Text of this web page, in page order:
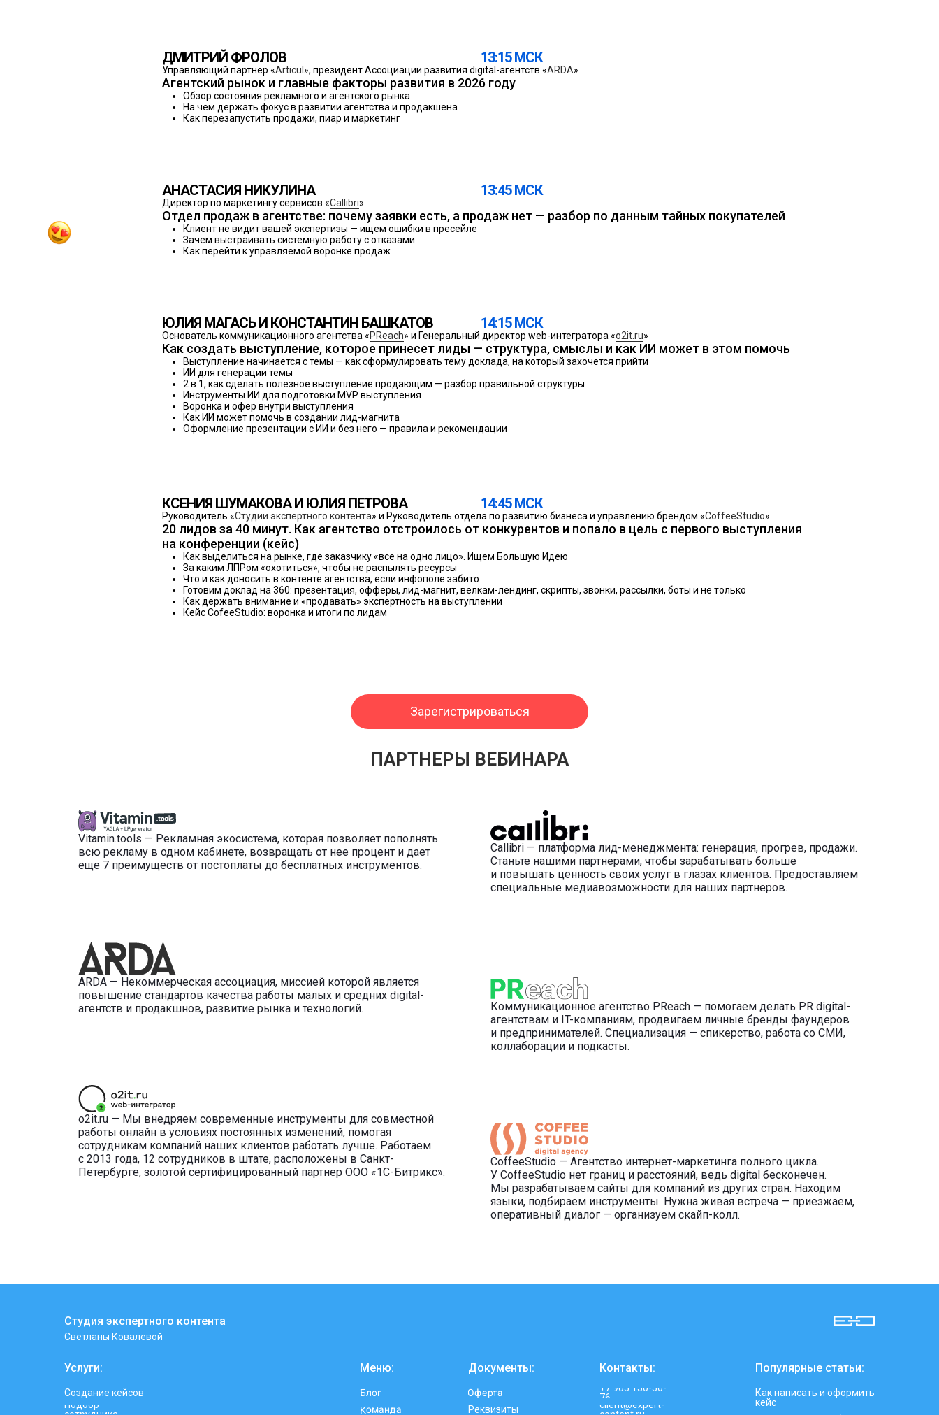
ДМИТРИЙ ФРОЛОВ 13:15 МСК
Управляющий партнер «Articul », президент Ассоциации развития digital-агентств «ARDA»
Агентский рынок и главные факторы развития в 2026 году
Обзор состояния рекламного и агентского рынка
На чем держать фокус в развитии агентства и продакшена
Как перезапустить продажи, пиар и маркетинг
КСЕНИЯ ШУМАКОВА И ЮЛИЯ ПЕТРОВА 14:45 МСК
Руководитель «Студии экспертного контента» и Руководитель отдела по развитию бизнеса и управлению брендом «CoffeeStudio»
20 лидов за 40 минут. Как агентство отстроилось от конкурентов и попало в цель с первого выступления
на конференции (кейс)
Как выделиться на рынке, где заказчику «все на одно лицо». Ищем Большую Идею
За каким ЛПРом «охотиться», чтобы не распылять ресурсы
Что и как доносить в контенте агентства, если инфополе забито
Готовим доклад на 360: презентация, офферы, лид-магнит, велкам-лендинг, скрипты, звонки, рассылки, боты и не только
Как держать внимание и «продавать» экспертность на выступлении
Кейс CofeeStudio: воронка и итоги по лидам
АНАСТАСИЯ НИКУЛИНА 13:45 МСК
Директор по маркетингу сервисов «Callibri»
Отдел продаж в агентстве: почему заявки есть, а продаж нет — разбор по данным тайных покупателей
Клиент не видит вашей экспертизы — ищем ошибки в пресейле
Зачем выстраивать системную работу с отказами
Как перейти к управляемой воронке продаж
ЮЛИЯ МАГАСЬ И КОНСТАНТИН БАШКАТОВ 14:15 МСК
Основатель коммуникационного агентства «PReach» и Генеральный директор web-интегратора «o2it.ru»
Как создать выступление, которое принесет лиды — структура, смыслы и как ИИ может в этом помочь
Выступление начинается с темы — как сформулировать тему доклада, на который захочется прийти
ИИ для генерации темы
2 в 1, как сделать полезное выступление продающим — разбор правильной структуры
Инструменты ИИ для подготовки MVP выступления
Воронка и офер внутри выступления
Как ИИ может помочь в создании лид-магнита
Оформление презентации с ИИ и без него — правила и рекомендации
Зарегистрироваться
ПАРТНЕРЫ ВЕБИНАРА
Vitamin.tools — Рекламная экосистема, которая позволяет пополнять
всю рекламу в одном кабинете, возвращать от нее процент и дает
еще 7 преимуществ от постоплаты до бесплатных инструментов.
Callibri — платформа лид-менеджмента: генерация, прогрев, продажи.
Станьте нашими партнерами, чтобы зарабатывать больше
и повышать ценность своих услуг в глазах клиентов. Предоставляем
специальные медиавозможности для наших партнеров.
Коммуникационное агентство PReach — помогаем делать PR digital-
агентствам и IT-компаниям, продвигаем личные бренды фаундеров
и предпринимателей. Специализация — спикерство, работа со СМИ,
коллаборации и подкасты.
o2it.ru — Мы внедряем современные инструменты для совместной
работы онлайн в условиях постоянных изменений, помогая
сотрудникам компаний наших клиентов работать лучше. Работаем
с 2013 года, 12 сотрудников в штате, расположены в Санкт-
Петербурге, золотой сертифицированный партнер ООО «1С-Битрикс».
СoffeeStudio — Агентство интернет-маркетинга полного цикла.
У CoffeeStudio нет границ и расстояний, ведь digital бесконечен.
Мы разрабатываем сайты для компаний из других стран. Находим
языки, подбираем инструменты. Нужна живая встреча — приезжаем,
оперативный диалог — организуем скайп-колл.
ARDA — Некоммерческая ассоциация, миссией которой является
повышение стандартов качества работы малых и средних digital-
агентств и продакшнов, развитие рынка и технологий.
Создание кейсов
Подбор
Услуги:
Блог
Команда
Меню:
Оферта
Реквизиты
Документы:
+7 903 130-30-
76
client@expert-
Контакты:
Как написать и оформить
кейс
Популярные статьи:
Светланы Ковалевой
Студия экспертного контента